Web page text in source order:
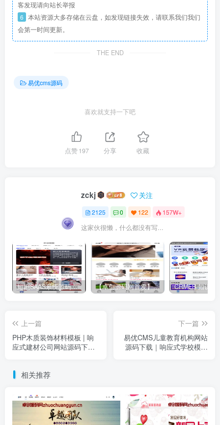
客发现请向站长举报
6 本站资源大多存储在云盘，如发现链接失效，请联系我们我们
会第一时间更新。
THE END
易优cms源码
喜欢就支持一下吧
点赞197 分享 收藏
zckj 关注
2125 0 122 157W+
这家伙很懒，什么都没有写...
短剧SAAS系统源码｜多端分销+云存储+多租户架构 【卓创源码网首发】全开源视频打赏系统源码｜双模板+代理分站+易支付对接｜API全面修复｜站长盈利利器！​
上一篇
​PHP木质装饰材料模板 | 响
应式建材公司网站源码下载 -
下一篇
易优CMS儿童教育机构网站
源码下载｜响应式学校模板
相关推荐